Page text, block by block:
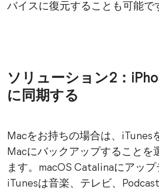
バイスに復元することも可能で
ソリューション2：
に同期する
Macをお持ちの場合は、iTunes
Macにバックアップすることを
ます。macOS Catalinaにアップ
iTunesは音楽、テレビ、